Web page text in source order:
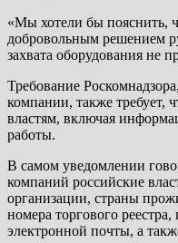
«Мы хотели бы пояснить,
добровольным решением
захвата оборудования не
Требование
компании, также требует,
властям, включая
работы.
В самом уведомлении
компаний российские
организации, страны
номера торгового реестра,
электронной почты, а